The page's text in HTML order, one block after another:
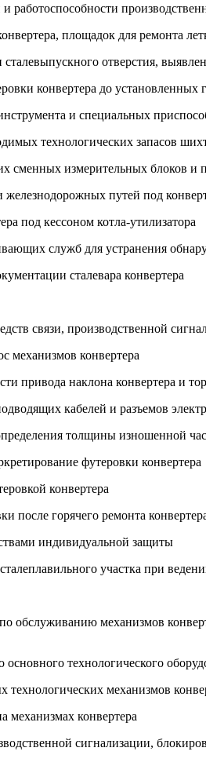
работоспособности
площадок для ремонта
отверстия,
конвертера до установленных
и специальных
технологических запасов
сменных измерительных блоков и
железнодорожных путей под
под кессоном котла-утилизатора
служб для устранения
сталевара конвертера
связи, производственной
механизмов конвертера
привода наклона конвертера и
кабелей и разъемов
толщины изношенной
футеровки конвертера
конвертера
после горячего ремонта
индивидуальной защиты
участка при
обслуживанию механизмов
технологического
механизмов
механизмах конвертера
сигнализации,